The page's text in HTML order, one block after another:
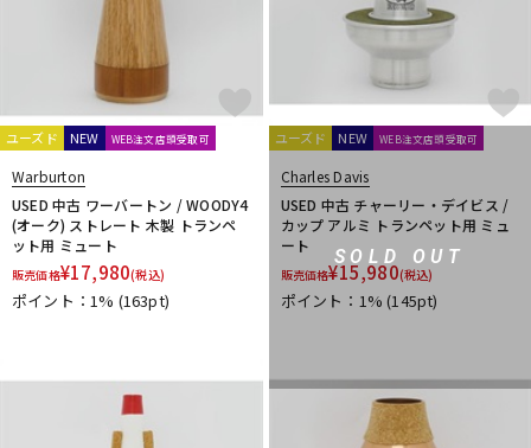
ユーズド NEW WEB注文店頭受取可
Warburton
USED 中古 ワーバートン / WOODY4
(オーク) ストレート 木製 トランペ
ット用 ミュート
販売価格¥17,980(税込)
ポイント：1% (163pt)
SOLD OUT
ユーズド NEW WEB注文店頭受取可
Charles Davis
USED 中古 チャーリー・デイビス /
カップ アルミ トランペット用 ミュ
ート
販売価格¥15,980(税込)
ポイント：1%(145pt)